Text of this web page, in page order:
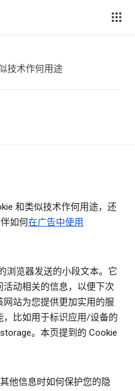
技术作何用途
和类似技术作何用途，还
如何在广告中使用
浏览器发送的小段文本。它
动相关的信息，以便下次
站为您提供更加实用的服
比如用于标识应用/设备的
。本页提到的 Cookie
他信息时如何保护您的隐